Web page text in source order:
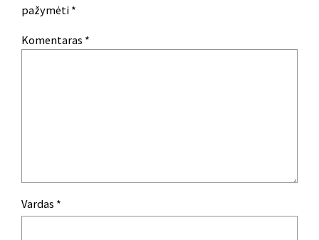
pažymėti *
Komentaras *
Vardas *